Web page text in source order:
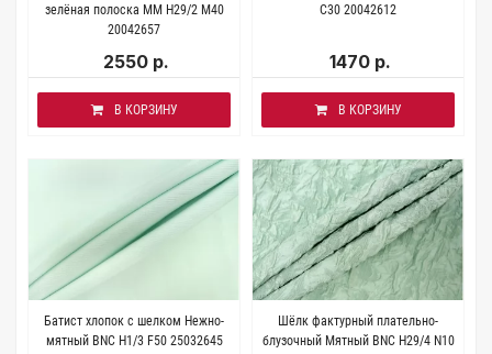
зелёная полоска MM H29/2 М40
20042657
2550 р.
В КОРЗИНУ
C30 20042612
1470 р.
В КОРЗИНУ
Батист хлопок с шелком Нежно-
мятный BNC H1/3 F50 25032645
Шёлк фактурный плательно-
блузочный Мятный BNC H29/4 N10